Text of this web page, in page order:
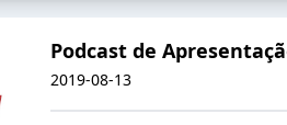
Podcast de
2019-08-13